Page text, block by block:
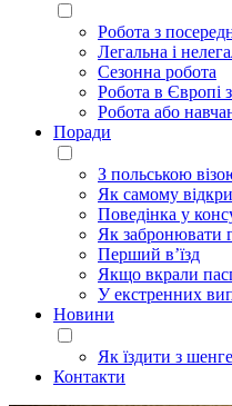
Робота з
Легальна і
Сезонна робота
Робота в Європі
Робота або
Поради
З польською
Як самому
Поведінка у
Як забронювати
Перший в’їзд
Якщо вкрали
У екстренних
Новини
Як їздити з
Контакти